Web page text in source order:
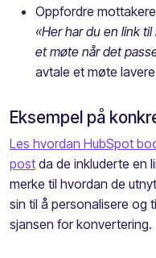
Oppfordre
«Her har du en link
et møte når det
avtale et møte
Eksempel på
Les hvordan HubSpot
post da de inkluderte en
merke til hvordan de
sin til å personalisere og
sjansen for konvertering.